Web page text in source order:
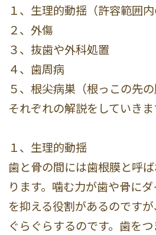
１、生理的動揺（許容範囲
２、外傷
３、抜歯や外科処置
４、歯周病
５、根尖病巣（根っこの
それぞれの解説をしていきま
１、生理的動揺
歯と骨の間には歯根膜と呼
ります。噛む力が歯や骨に
を抑える役割があるのです
ぐらぐらするのです。歯を